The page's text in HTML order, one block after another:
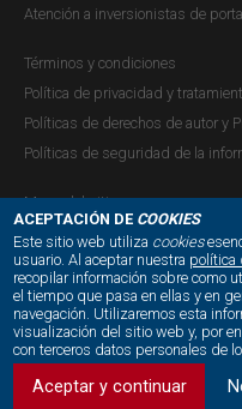
Recuadro 2:
revisiones y la
del PIB de las
trimestrales
Publicación |JUEVES, 14 DE
Nacional de Estadística
bruto (PIB) trimestral son
relaciones existentes
sus valores futuros y
económica....
ACEPTACIÓN DE COOKIES
Este sitio web utiliza cookies
usuario. Al aceptar nuestra política
recopilar información sobre como
el tiempo que pasa en ellas y en
navegación. Utilizaremos esta
visualización del sitio web y, por
con terceros datos personales de
Aceptar y continuar
Atención a inversionistas de
Términos y condiciones
Política de privacidad y
Políticas de derechos de autor y
Políticas de seguridad de la
Mapa del sitio